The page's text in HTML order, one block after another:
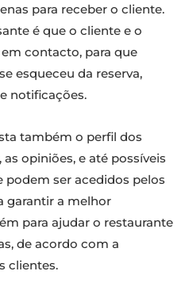
para receber o cliente.
é que o cliente e o
contacto, para que
esqueceu da reserva,
notificações.
também o perfil dos
opiniões, e até possíveis
podem ser acedidos pelos
garantir a melhor
para ajudar o restaurante
de acordo com a
clientes.